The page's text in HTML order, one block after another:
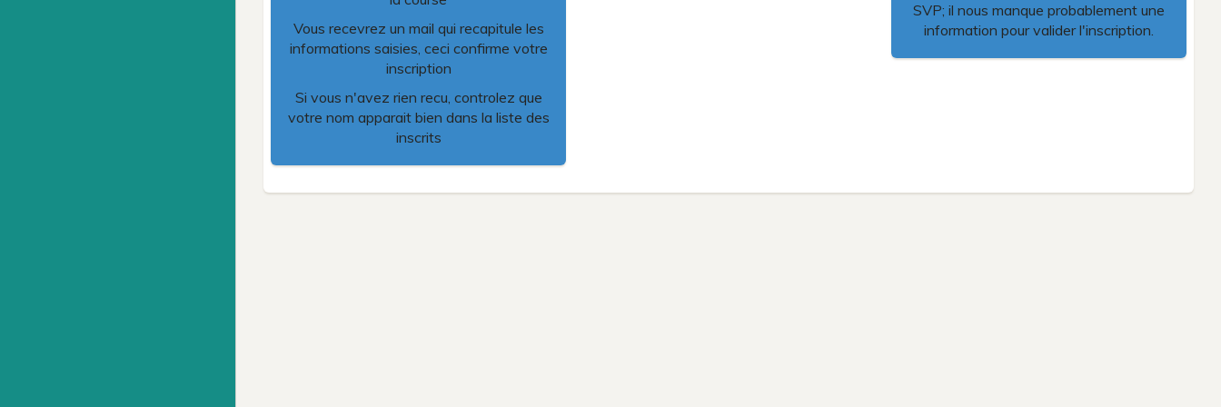
Vous recevrez un mail qui recapitule les
informations saisies, ceci confirme votre
inscription
Si vous n'avez rien recu, controlez que
votre nom apparait bien dans la liste des
inscrits
SVP; il nous manque probablement une
information pour valider l'inscription.